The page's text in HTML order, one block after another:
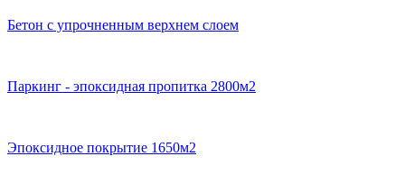
Бетон с упрочненным верхнем слоем
Паркинг - эпоксидная пропитка 2800м2
Эпоксидное покрытие 1650м2